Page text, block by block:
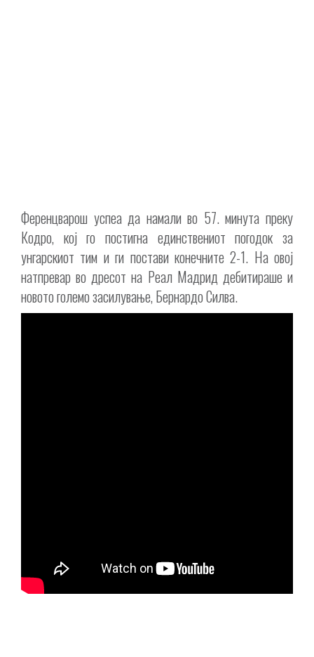
Ференцварош успеа да намали во 57. минута преку
Кодро, кој го постигна единствениот погодок за
унгарскиот тим и ги постави конечните 2-1. На овој
натпревар во дресот на Реал Мадрид дебитираше и
новото големо засилување, Бернардо Силва.